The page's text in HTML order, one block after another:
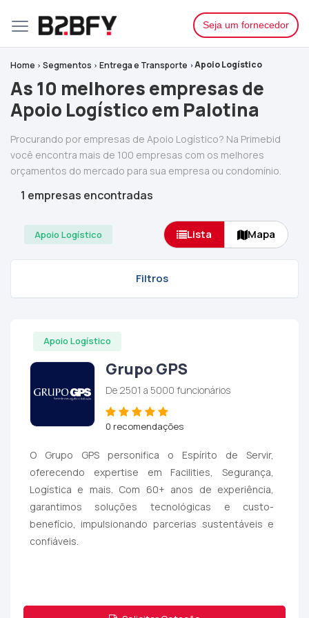
Seja um fornecedor
Home Segmentos Entrega e Transporte Apoio Logístico
As 10 melhores empresas de
Apoio Logístico em Palotina
Procurando por empresas de Apoio Logístico? Na Primebid
você encontra mais de 100 empresas com os melhores
orçamentos do mercado para sua empresa ou condomínio.
1 empresas encontradas
Apoio Logístico Lista Mapa
Filtros
Apoio Logístico
Grupo GPS
De 2501 a 5000 funcionários
0 recomendações
O Grupo GPS personifica o Espírito de Servir,
oferecendo expertise em Facilities, Segurança,
Logística e mais. Com 60+ anos de experiência,
garantimos soluções tecnológicas e custo-
benefício, impulsionando parcerias sustentáveis e
confiáveis.